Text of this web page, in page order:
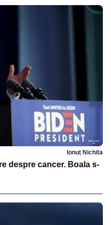
Ionuț Nichita
despre cancer. Boala s-